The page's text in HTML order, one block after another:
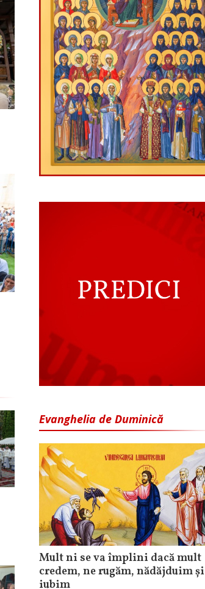
Evanghelia de Duminică
Mult ni se va împlini dacă mult
credem, ne rugăm, nădăjduim și
iubim